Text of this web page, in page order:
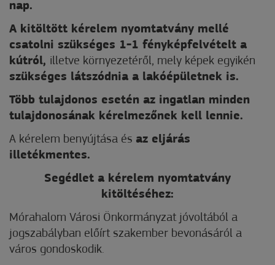
nap.
A kitöltött kérelem nyomtatvány mellé
csatolni szükséges 1-1 fényképfelvételt a
kútról, illetve környezetéről, mely képek egyikén
szükséges látszódnia a lakóépületnek is.
Több tulajdonos esetén az ingatlan minden
tulajdonosának kérelmezőnek kell lennie.
A kérelem benyújtása és az eljárás
illetékmentes.
Segédlet a kérelem nyomtatvány
kitöltéséhez:
Mórahalom Városi Önkormányzat jóvoltából a
jogszabályban előírt szakember bevonásáról a
város gondoskodik.